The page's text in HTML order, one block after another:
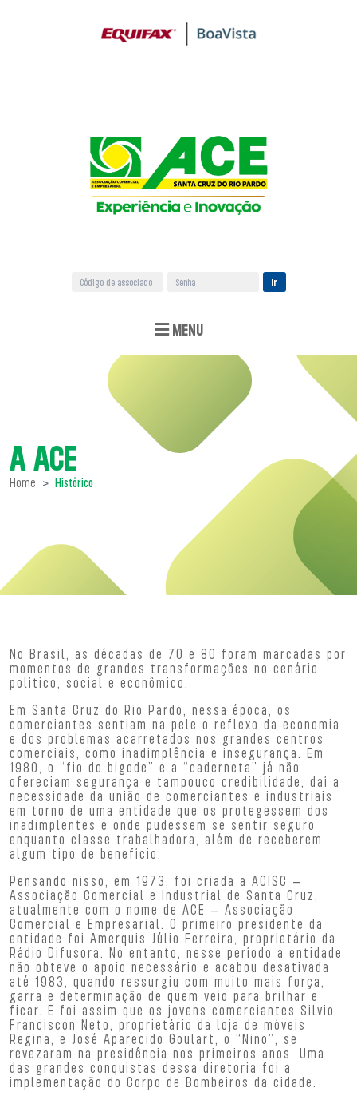
Ir
MENU
A ACE
Home Histórico
No Brasil, as décadas de 70 e 80 foram marcadas por
momentos de grandes transformações no cenário
político, social e econômico.
Em Santa Cruz do Rio Pardo, nessa época, os
comerciantes sentiam na pele o reflexo da economia
e dos problemas acarretados nos grandes centros
comerciais, como inadimplência e insegurança. Em
1980, o “fio do bigode” e a “caderneta” já não
ofereciam segurança e tampouco credibilidade, daí a
necessidade da união de comerciantes e industriais
em torno de uma entidade que os protegessem dos
inadimplentes e onde pudessem se sentir seguro
enquanto classe trabalhadora, além de receberem
algum tipo de benefício.
Pensando nisso, em 1973, foi criada a ACISC –
Associação Comercial e Industrial de Santa Cruz,
atualmente com o nome de ACE – Associação
Comercial e Empresarial. O primeiro presidente da
entidade foi Amerquis Júlio Ferreira, proprietário da
Rádio Difusora. No entanto, nesse período a entidade
não obteve o apoio necessário e acabou desativada
até 1983, quando ressurgiu com muito mais força,
garra e determinação de quem veio para brilhar e
ficar. E foi assim que os jovens comerciantes Silvio
Franciscon Neto, proprietário da loja de móveis
Regina, e José Aparecido Goulart, o “Nino”, se
revezaram na presidência nos primeiros anos. Uma
das grandes conquistas dessa diretoria foi a
implementação do Corpo de Bombeiros da cidade.